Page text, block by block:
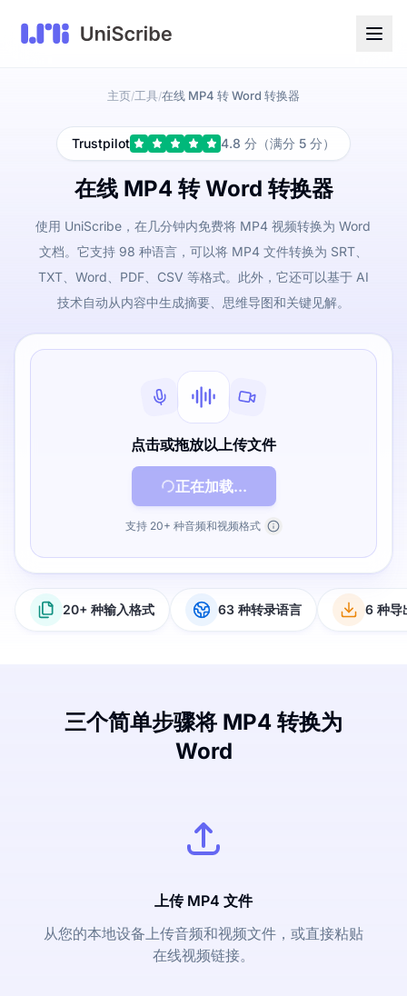
主页/工具/在线 MP4 转 Word 转换器
Trustpilot 4.8 分（满分 5 分）
在线 MP4 转 Word 转换器
使用 UniScribe，在几分钟内免费将 MP4 视频转换为 Word
文档。它支持 98 种语言，可以将 MP4 文件转换为 SRT、
TXT、Word、PDF、CSV 等格式。此外，它还可以基于 AI
技术自动从内容中生成摘要、思维导图和关键见解。
点击或拖放以上传文件
正在加载...
支持 20+ 种音频和视频格式
20+ 种输入格式 63 种转录语言 6 种导
三个简单步骤将 MP4 转换为
Word
上传 MP4 文件
从您的本地设备上传音频和视频文件，或直接粘贴
在线视频链接。